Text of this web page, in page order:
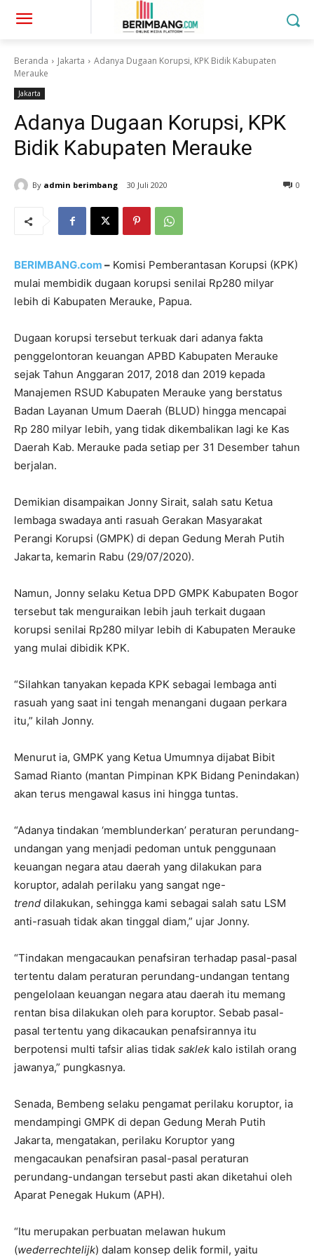
Beranda Jakarta
Adanya Dugaan Korupsi, KPK Bidik Kabupaten
Merauke
Jakarta
Adanya Dugaan Korupsi, KPK
Bidik Kabupaten Merauke
By admin berimbang 30 Juli 2020 0
BERIMBANG.com – Komisi Pemberantasan Korupsi (KPK)
mulai membidik dugaan korupsi senilai Rp280 milyar
lebih di Kabupaten Merauke, Papua.
Dugaan korupsi tersebut terkuak dari adanya fakta
penggelontoran keuangan APBD Kabupaten Merauke
sejak Tahun Anggaran 2017, 2018 dan 2019 kepada
Manajemen RSUD Kabupaten Merauke yang berstatus
Badan Layanan Umum Daerah (BLUD) hingga mencapai
Rp 280 milyar lebih, yang tidak dikembalikan lagi ke Kas
Daerah Kab. Merauke pada setiap per 31 Desember tahun
berjalan.
Demikian disampaikan Jonny Sirait, salah satu Ketua
lembaga swadaya anti rasuah Gerakan Masyarakat
Perangi Korupsi (GMPK) di depan Gedung Merah Putih
Jakarta, kemarin Rabu (29/07/2020).
Namun, Jonny selaku Ketua DPD GMPK Kabupaten Bogor
tersebut tak menguraikan lebih jauh terkait dugaan
korupsi senilai Rp280 milyar lebih di Kabupaten Merauke
yang mulai dibidik KPK.
“Silahkan tanyakan kepada KPK sebagai lembaga anti
rasuah yang saat ini tengah menangani dugaan perkara
itu,” kilah Jonny.
Menurut ia, GMPK yang Ketua Umumnya dijabat Bibit
Samad Rianto (mantan Pimpinan KPK Bidang Penindakan)
akan terus mengawal kasus ini hingga tuntas.
“Adanya tindakan ‘memblunderkan’ peraturan perundang-
undangan yang menjadi pedoman untuk penggunaan
keuangan negara atau daerah yang dilakukan para
koruptor, adalah perilaku yang sangat nge-
trend dilakukan, sehingga kami sebagai salah satu LSM
anti-rasuah tidak akan tinggal diam,” ujar Jonny.
“Tindakan mengacaukan penafsiran terhadap pasal-pasal
tertentu dalam peraturan perundang-undangan tentang
pengelolaan keuangan negara atau daerah itu memang
rentan bisa dilakukan oleh para koruptor. Sebab pasal-
pasal tertentu yang dikacaukan penafsirannya itu
berpotensi multi tafsir alias tidak saklek kalo istilah orang
jawanya,” pungkasnya.
Senada, Bembeng selaku pengamat perilaku koruptor, ia
mendampingi GMPK di depan Gedung Merah Putih
Jakarta, mengatakan, perilaku Koruptor yang
mengacaukan penafsiran pasal-pasal peraturan
perundang-undangan tersebut pasti akan diketahui oleh
Aparat Penegak Hukum (APH).
“Itu merupakan perbuatan melawan hukum
(wederrechtelijk) dalam konsep delik formil, yaitu